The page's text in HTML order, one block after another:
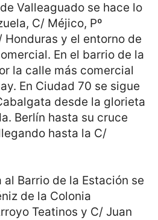
Valleaguado se hace lo
C/ Méjico, Pº
Honduras y el entorno de
En el barrio de la
la calle más comercial
En Ciudad 70 se sigue
desde la glorieta
Berlín hasta su cruce
hasta la C/
al Barrio de la Estación se
de la Colonia
Teatinos y C/ Juan